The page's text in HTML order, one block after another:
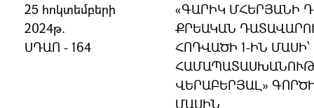
25 հոկտեմբերի
2024թ.
ՍԴԱՈ - 164
ԳԱՐԻԿ ՄՀԵՐՅԱՆԻ
ՔՐԵԱԿԱՆ
ՀՈԴՎԱԾԻ 1-ԻՆ
ՎԵՐԱԲԵՐՅԱԼ»
ՄԱՍԻՆ